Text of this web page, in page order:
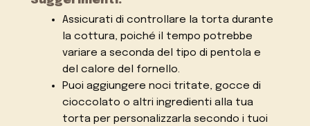
Assicurati di controllare la torta durante
la cottura, poiché il tempo potrebbe
variare a seconda del tipo di pentola e
del calore del fornello.
Puoi aggiungere noci tritate, gocce di
cioccolato o altri ingredienti alla tua
torta per personalizzarla secondo i tuoi